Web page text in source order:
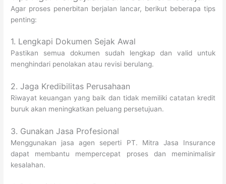
Agar proses penerbitan berjalan lancar, berikut beberapa tips
penting:
1. Lengkapi Dokumen Sejak Awal
Pastikan semua dokumen sudah lengkap dan valid untuk
menghindari penolakan atau revisi berulang.
2. Jaga Kredibilitas Perusahaan
Riwayat keuangan yang baik dan tidak memiliki catatan kredit
buruk akan meningkatkan peluang persetujuan.
3. Gunakan Jasa Profesional
Menggunakan jasa agen seperti PT. Mitra Jasa Insurance
dapat membantu mempercepat proses dan meminimalisir
kesalahan.